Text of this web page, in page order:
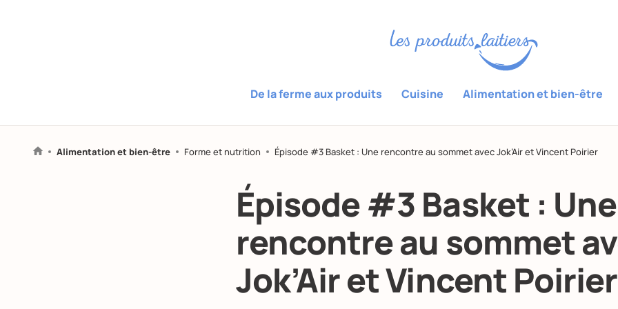
De la ferme aux produits Cuisine Alimentation et bien-être
Alimentation et bien-être Forme et nutrition Épisode #3 Basket : Une rencontre au sommet avec Jok’Air et Vincent Poirier
Épisode #3 Basket : Une
rencontre au sommet
Jok’Air et Vincent Poirier